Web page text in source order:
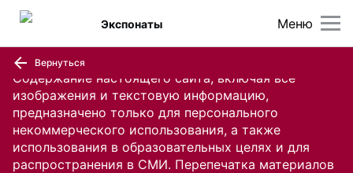
Содержание настоящего сайта, включая все
изображения и текстовую информацию,
предназначено только для персонального
некоммерческого использования, а также
использования в образовательных целях и для
распространения в СМИ. Перепечатка материалов
Меню
Экспонаты
Вернуться